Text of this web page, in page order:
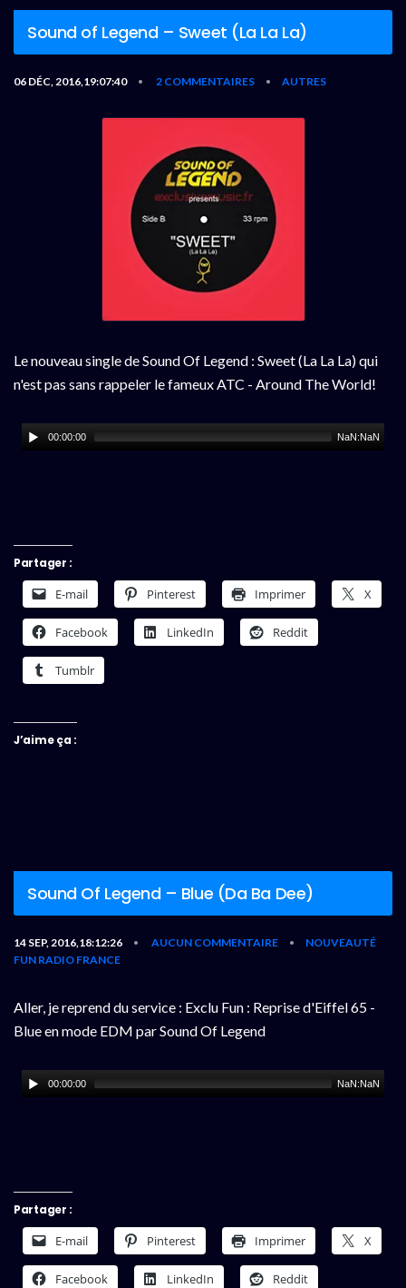
Sound of Legend – Sweet (La La La)
06 DÉC, 2016,19:07:40 • 2 COMMENTAIRES • AUTRES
Le nouveau single de Sound Of Legend : Sweet (La La La) qui
n'est pas sans rappeler le fameux ATC - Around The World!
00:00:00 NaN:NaN
Partager :
E-mail Pinterest Imprimer X
Facebook LinkedIn Reddit
Tumblr
J’aime ça :
Sound Of Legend – Blue (Da Ba Dee)
14 SEP, 2016,18:12:26 • AUCUN COMMENTAIRE •
NOUVEAUTÉ
FUN RADIO FRANCE
Aller, je reprend du service : Exclu Fun : Reprise d'Eiffel 65 -
Blue en mode EDM par Sound Of Legend
00:00:00 NaN:NaN
Partager :
E-mail Pinterest Imprimer X
Facebook LinkedIn Reddit